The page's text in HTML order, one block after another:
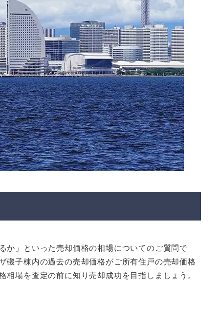
か」といった売却価格の相場についてのご質問で
磯子棟内の過去の売却価格がご所有住戸の売却価格
場を査定の前に知り売却成功を目指しましょう。